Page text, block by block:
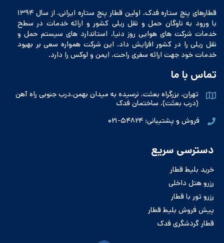
قطارهای پنج ستاره فدک، اولین قطار پنج ستاره ایرانی، از سال ۱۳۹۴
با ورود به ناوگان حمل و نقل ریلی کشور و ارائه خدمات در سطح
خدمات شرکت های هوایی روز دنیا، استاندارد های سیستم حمل و
نقل ریلی را در کشور افزایش داد. این شرکت همواره سعی بر بهبود
خدمات خود جهت ارائه سفری راحت، ایمن و لوکس را دارد.
تماس با ما
تهران، بزرگراه بعثت، نرسیده به میدان بهمن،درب جنوبی راه آهن
(درب بعثت)، ساختمان فدک
فروش و پشتیبانی: ۵۴۸۲۴-۰۲۱
دسترسی سریع
خرید بلیط قطار
رزرو هتل داخلی
رزرو تور با قطار
پیش فروش بلیط قطار
قطار گردشگری فدک